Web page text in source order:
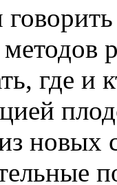
где
новых